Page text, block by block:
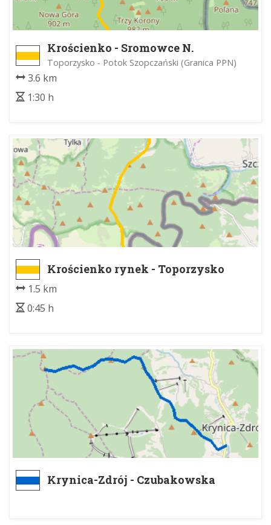
Krościenko - Sromowce N.
Toporzysko - Potok Szopczański (Granica PPN)
3.6 km
1:30 h
Krościenko rynek - Toporzysko
1.5 km
0:45 h
Krynica-Zdrój - Czubakowska